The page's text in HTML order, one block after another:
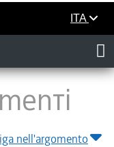
ITA
nell'argomento